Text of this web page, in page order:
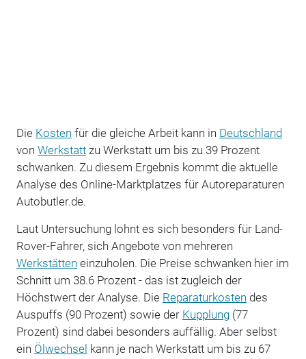
Die Kosten für die gleiche Arbeit kann in Deutschland
von Werkstattzu Werkstatt um bis zu 39 Prozent
schwanken. Zu diesem Ergebnis kommt die aktuelle
Analyse des Online-Marktplatzes für Autoreparaturen
Autobutler.de.
Laut Untersuchung lohnt es sich besonders für Land-
Rover-Fahrer, sich Angebote von mehreren
Werkstätten einzuholen. Die Preise schwanken hier im
Schnitt um 38.6 Prozent - das ist zugleich der
Höchstwert der Analyse. Die Reparaturkosten des
Auspuffs (90 Prozent) sowie der Kupplung(77
Prozent) sind dabei besonders auffällig. Aber selbst
ein Ölwechsel kann je nach Werkstatt um bis zu 67